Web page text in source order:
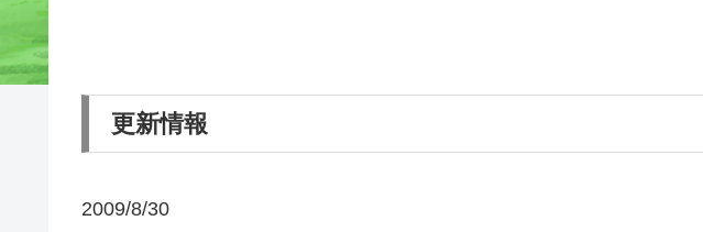
更新情報
2009/8/30